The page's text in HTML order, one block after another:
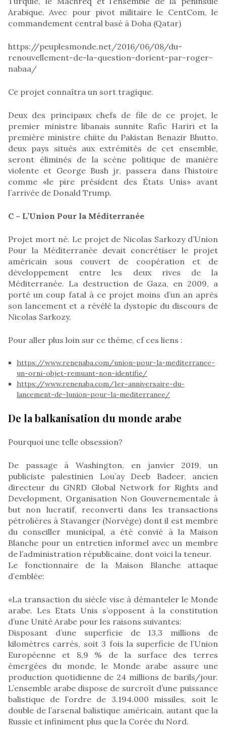
Arabique. Avec pour pivot militaire le CentCom, le
commandement central basé à Doha (Qatar)
https://peuplesmonde.net/2016/06/08/du-
renouvellement-de-la-question-dorient-par-roger-
nabaa/
Ce projet connaîtra un sort tragique.
Deux des principaux chefs de file de ce projet, le
premier ministre libanais sunnite Rafic Hariri et la
première ministre chiite du Pakistan Benazir Bhutto,
deux pays situés aux extrémités de cet ensemble,
seront éliminés de la scène politique de manière
violente et George Bush jr, passera dans l’histoire
comme «le pire président des États Unis» avant
l’arrivée de Donald Trump.
C – L’Union Pour la Méditerranée
Projet mort né. Le projet de Nicolas Sarkozy d’Union
Pour la Méditerranée devait concrétiser le projet
américain sous couvert de coopération et de
développement entre les deux rives de la
Méditerranée. La destruction de Gaza, en 2009, a
porté un coup fatal à ce projet moins d’un an après
son lancement et a révélé la dystopie du discours de
Nicolas Sarkozy.
Pour aller plus loin sur ce thème, cf ces liens :
https://www.renenaba.com/union-pour-la-mediterranee-
un-orni-objet-remuant-non-identifie/
https://www.renenaba.com/1er-anniversaire-du-
lancement-de-lunion-pour-la-mediterranee/
De la balkanisation du monde arabe
Pourquoi une telle obsession?
De passage à Washington, en janvier 2019, un
publiciste palestinien Lou’ay Deeb Badeer, ancien
directeur du GNRD Global Network for Rights and
Development, Organisation Non Gouvernementale à
but non lucratif, reconverti dans les transactions
pétrolières à Stavanger (Norvège) dont il est membre
du conseiller municipal, a été convié à la Maison
Blanche pour un entretien informel avec un membre
de l’administration républicaine, dont voici la teneur.
Le fonctionnaire de la Maison Blanche attaque
d’emblée:
«La transaction du siècle vise à démanteler le Monde
arabe. Les Etats Unis s’opposent à la constitution
d’une Unité Arabe pour les raisons suivantes:
Disposant d’une superficie de 13,3 millions de
kilomètres carrés, soit 3 fois la superficie de l’Union
Européenne et 8,9 % de la surface des terres
émergées du monde, le Monde arabe assure une
production quotidienne de 24 millions de barils/jour.
L’ensemble arabe dispose de surcroît d’une puissance
balistique de l’ordre de 3.194.000 missiles, soit le
double de l’arsenal balistique américain, autant que la
Russie et infiniment plus que la Corée du Nord.